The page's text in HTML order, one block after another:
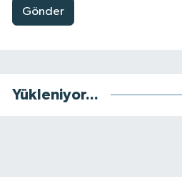
Gönder
Yükleniyor...